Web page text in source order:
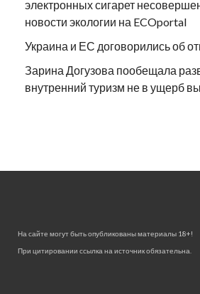
электронных сигарет
новости экологии на ECOportal
Украина и ЕС договорились об
Зарина Догузова пообещала
внутренний туризм не в ущерб
На сайте могут быть опубликованы материалы 18+!
При цитировании ссылка на источник обязательна.